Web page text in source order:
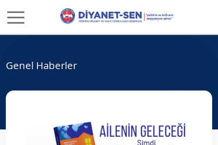
Genel Haberler